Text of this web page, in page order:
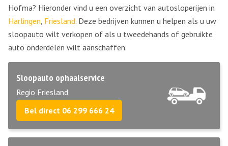
Hofma? Hieronder vind u een overzicht van autosloperijen in
Harlingen, Friesland. Deze bedrijven kunnen u helpen als u uw
sloopauto wilt verkopen of als u tweedehands of gebruikte
auto onderdelen wilt aanschaffen.
Sloopauto ophaalservice
Regio Friesland
Bel direct 06 299 666 24